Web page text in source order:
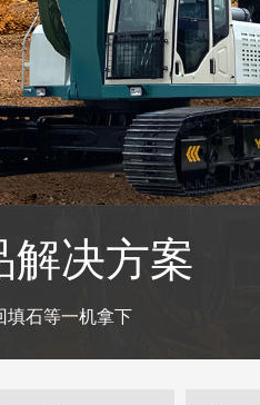
解决方案
填石等一机拿下